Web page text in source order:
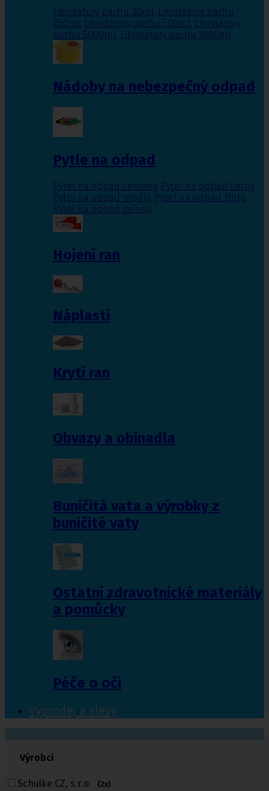
Likvidátory pachu 30ml, Likvidátory pachu
250ml, Likvidátory pachu 500ml, Likvidátory
pachu 5000ml, Likvidátory pachu 1000ml
Nádoby na nebezpečný odpad
Pytle na odpad
Pytel na odpad červený, Pytel na odpad černý,
Pytel na odpad modrý, Pytel na odpad žlutý,
Pytel na odpad zelený
Hojení ran
Náplasti
Krytí ran
Obvazy a obinadla
Buničitá vata a výrobky z
buničité vaty
Ostatní zdravotnické materiály
a pomůcky
Péče o oči
Výprodej a slevy
Výrobci
Schulke CZ, s.r.o. (2x)
volejte
461 616 039